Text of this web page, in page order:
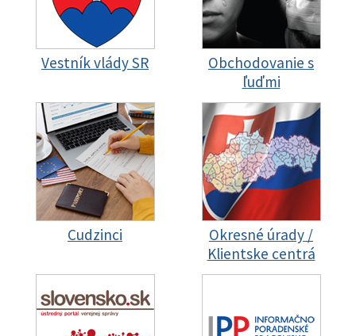
Vestník vlády SR
Obchodovanie s
ľuďmi
Cudzinci
Okresné úrady /
Klientske centrá